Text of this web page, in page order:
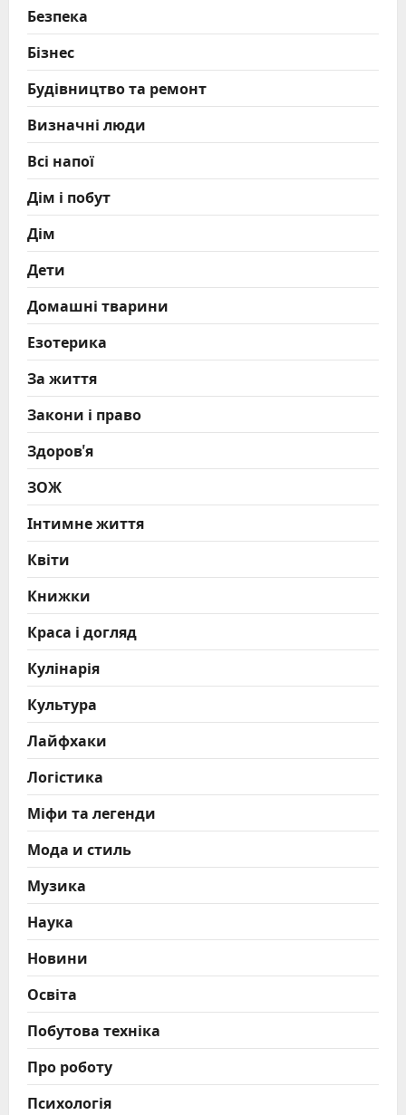
Безпека
Бізнес
Будівництво та ремонт
Визначні люди
Всі напої
Дім і побут
Дім
Дети
Домашні тварини
Езотерика
За життя
Закони і право
Здоров'я
ЗОЖ
Інтимне життя
Квіти
Книжки
Краса і догляд
Кулінарія
Культура
Лайфхаки
Логістика
Міфи та легенди
Мода и стиль
Музика
Наука
Новини
Освіта
Побутова техніка
Про роботу
Психологія